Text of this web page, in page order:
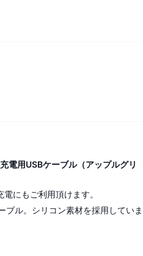
用USBケーブル（アップルグリ
にもご利用頂けます。
ル。シリコン素材を採用していま